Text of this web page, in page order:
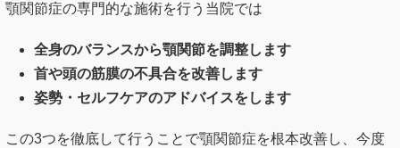
顎関節症の専門的な施術を行う当院では
全身のバランスから顎関節を調整します
首や頭の筋膜の不具合を改善します
姿勢・セルフケアのアドバイスをします
この3つを徹底して行うことで顎関節症を根本改善し、今度